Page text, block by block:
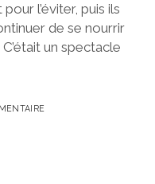
l’éviter, puis ils
de se nourrir
un spectacle